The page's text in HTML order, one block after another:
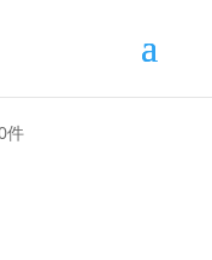
件